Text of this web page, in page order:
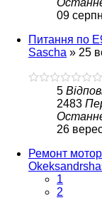
09
Питання по
Sascha » 25
5
2483
26
Ремонт
1
2